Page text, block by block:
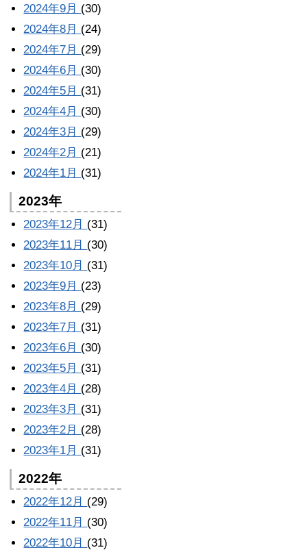
2024年9月 (30)
2024年8月 (24)
2024年7月 (29)
2024年6月 (30)
2024年5月 (31)
2024年4月 (30)
2024年3月 (29)
2024年2月 (21)
2024年1月 (31)
2023年
2023年12月 (31)
2023年11月 (30)
2023年10月 (31)
2023年9月 (23)
2023年8月 (29)
2023年7月 (31)
2023年6月 (30)
2023年5月 (31)
2023年4月 (28)
2023年3月 (31)
2023年2月 (28)
2023年1月 (31)
2022年
2022年12月 (29)
2022年11月 (30)
2022年10月 (31)